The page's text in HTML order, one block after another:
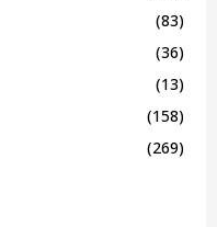
(83)
(36)
(13)
(158)
(269)